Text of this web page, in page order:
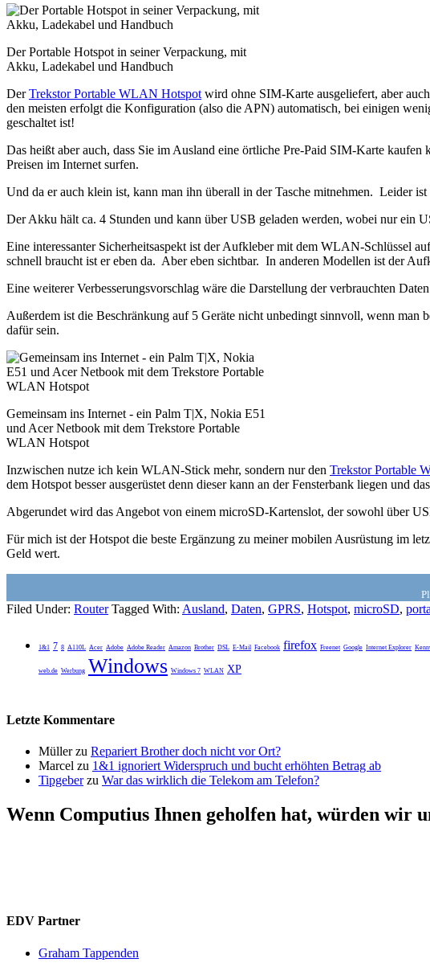
Der Portable Hotspot in seiner Verpackung, mit
Akku, Ladekabel und Handbuch
DerTrekstor Portable WLAN Hotspot wird ohne SIM-Karte ausgeliefert, aber
den meisten erfolgt die Konfiguration (also die APN) automatisch, bei einigen
geschaltet ist!
Das heißt aber auch, dass Sie im Ausland eine örtliche Pre-Paid SIM-Karte
Preisen im Internet surfen.
Und da er auch klein ist, kann man ihn überall in der Tasche mitnehmen. Leider
Der Akku hält ca. 4 Stunden und kann über USB geladen werden, wobei nur ein
Eine interessanter Sicherheitsaspekt ist der Aufkleber mit dem WLAN-Schlüssel
schnell braucht ist er eben da. Aber eben sichtbar. In anderen Modellen ist der
Eine weiterer Verbesserungsvorschlag wäre die Darstellung der verbrauchten
Außerdem ist die Beschränkung auf 5 Geräte nicht unbedingt sinnvoll, wenn
dafür sein.
Gemeinsam ins Internet - ein Palm T|X, Nokia E51
und Acer Netbook mit dem Trekstore Portable
WLAN Hotspot
Inzwischen nutze ich kein WLAN-Stick mehr, sondern nur den Trekstor Portable
dem Hotspot besser ausgerüstet denn dieser kann an der Fensterbank liegen und
Abgerundet wird das Angebot von einem microSD-Kartenslot, der sowohl über
Für mich ist der Hotspot die beste Ergänzung zu meiner mobilen Ausrüstung im
Geld wert.
Filed Under: Router Tagged With: Ausland, Daten, GPRS, Hotspot, microSD,
1&1 7 8 A110L Acer Adobe Adobe Reader Amazon Brother DSL E-Mail Facebook firefox Freenet Google Internet Explorer
web.de Werbung Windows Windows 7 WLAN XP
Letzte Kommentare
Müllerzu Repariert Brother doch nicht vor Ort?
Marcel zu 1&1 ignoriert Widerspruch und bucht erhöhten Betrag ab
Tipgeberzu War das wirklich die Telekom am Telefon?
Wenn Computius Ihnen geholfen hat, würden wir
EDV Partner
Graham Tappenden